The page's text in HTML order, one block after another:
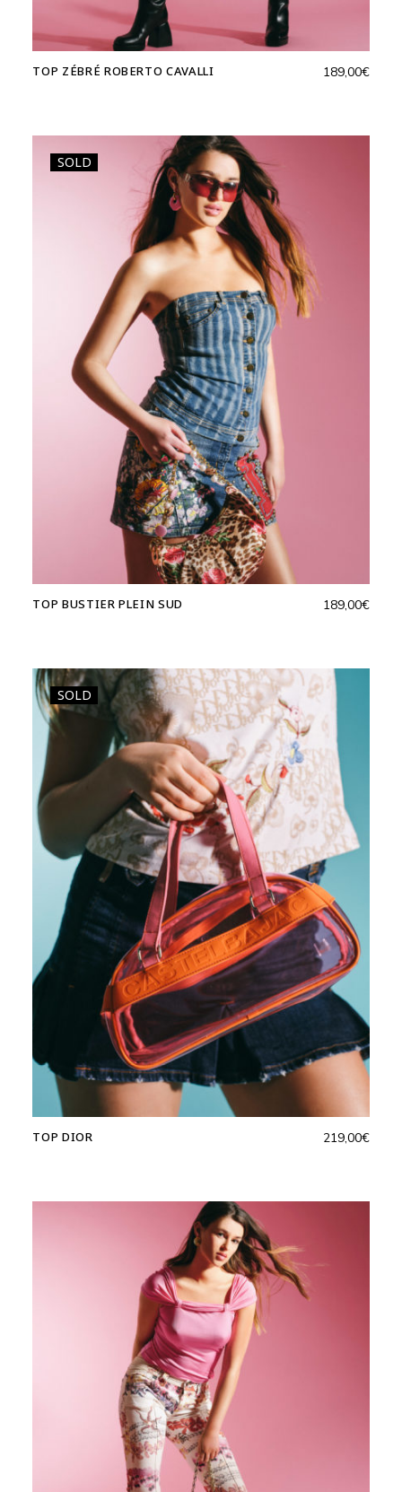
TOP ZÉBRÉ ROBERTO CAVALLI 189,00€
SOLD
TOP BUSTIER PLEIN SUD 189,00€
SOLD
TOP DIOR 219,00€